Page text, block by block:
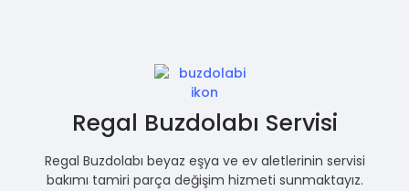
Regal Buzdolabı Servisi
Regal Buzdolabı beyaz eşya ve ev aletlerinin servisi
bakımı tamiri parça değişim hizmeti sunmaktayız.